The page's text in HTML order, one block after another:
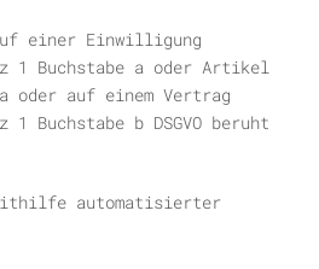
einer Einwilligung
1 Buchstabe a oder Artikel
oder auf einem Vertrag
Buchstabe b DSGVO beruht
automatisierter